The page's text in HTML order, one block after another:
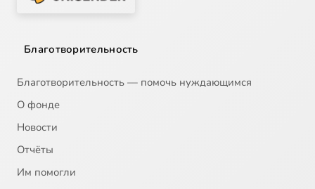
Благотворительность
Благотворительность — помочь нуждающимся
О фонде
Новости
Отчёты
Им помогли